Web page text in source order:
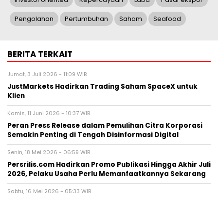
Pengolahan Pertumbuhan Saham Seafood
BERITA TERKAIT
Jumat, 3 Juli 2026 - 11:09 WIB
JustMarkets Hadirkan Trading Saham SpaceX untuk
Klien
Kamis, 11 Juni 2026 - 10:37 WIB
Peran Press Release dalam Pemulihan Citra Korporasi
Semakin Penting di Tengah Disinformasi Digital
Senin, 18 Mei 2026 - 06:59 WIB
Persrilis.com Hadirkan Promo Publikasi Hingga Akhir Juli
2026, Pelaku Usaha Perlu Memanfaatkannya Sekarang
Sabtu, 16 Mei 2026 - 05:33 WIB